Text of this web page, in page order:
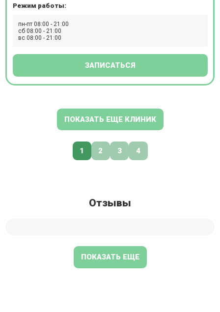
В клинике проводят: МРТ, КТ, УЗИ, 3D УЗИ, 4D УЗИ,
биопсию, ЭХОКГ, денситометрию, эндоскопические
методы исследования, функциональную диагностику. В
центре аритмологии - побороть аритмию, методом
Режим работы:
пн-пт 08:00 - 21:00
сб 08:00 - 21:00
вс 08:00 - 21:00
ЗАПИСАТЬСЯ
ПОКАЗАТЬ ЕЩЕ КЛИНИК
1 2 3 4
Отзывы
ПОКАЗАТЬ ЕЩЕ